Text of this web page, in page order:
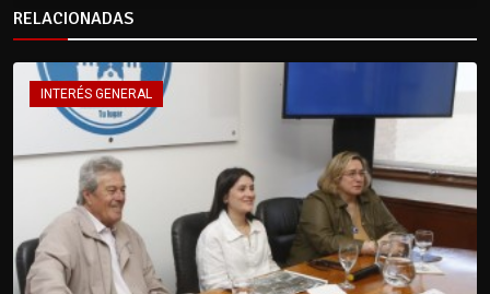
RELACIONADAS
INTERÉS GENERAL